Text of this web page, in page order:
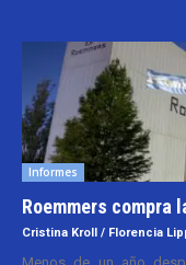
Informes
Roemmers compra
Cristina Kroll / Florencia